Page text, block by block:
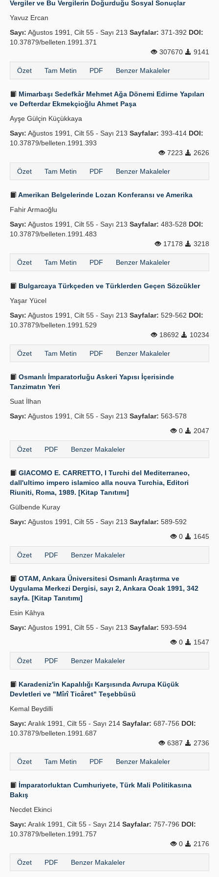
Kılavuzlar
Vergiler ve Bu Vergilerin Doğurduğu Sosyal Sonuçlar
Yavuz Ercan
Sayı: Ağustos 1991, Cilt 55 - Sayı 213 Sayfalar: 371-392 DOI:
10.37879/belleten.1991.371
307670
9141
Özet Tam Metin PDF Benzer Makaleler
Mimarbaşı Sedefkâr Mehmet Ağa Dönemi Edirne Yapıları
ve Defterdar Ekmekçioğlu Ahmet Paşa
Ayşe Gülçin Küçükkaya
Sayı: Ağustos 1991, Cilt 55 - Sayı 213 Sayfalar: 393-414 DOI:
10.37879/belleten.1991.393
7223
2626
Özet Tam Metin PDF Benzer Makaleler
Amerikan Belgelerinde Lozan Konferansı ve Amerika
Fahir Armaoğlu
Sayı: Ağustos 1991, Cilt 55 - Sayı 213 Sayfalar: 483-528 DOI:
10.37879/belleten.1991.483
17178
3218
Özet Tam Metin PDF Benzer Makaleler
Bulgarcaya Türkçeden ve Türklerden Geçen Sözcükler
Yaşar Yücel
Sayı: Ağustos 1991, Cilt 55 - Sayı 213 Sayfalar: 529-562 DOI:
10.37879/belleten.1991.529
18692
10234
Özet Tam Metin PDF Benzer Makaleler
Osmanlı İmparatorluğu Askeri Yapısı İçerisinde
Tanzimatın Yeri
Suat İlhan
Sayı: Ağustos 1991, Cilt 55 - Sayı 213 Sayfalar: 563-578
0
2047
Özet PDF Benzer Makaleler
GIACOMO E. CARRETTO, I Turchi del Mediterraneo,
dall'ultimo impero islamico alla nouva Turchia, Editori
Riuniti, Roma, 1989. [Kitap Tanıtımı]
Gülbende Kuray
Sayı: Ağustos 1991, Cilt 55 - Sayı 213 Sayfalar: 589-592
0
1645
Özet PDF Benzer Makaleler
OTAM, Ankara Üniversitesi Osmanlı Araştırma ve
Uygulama Merkezi Dergisi, sayı 2, Ankara Ocak 1991, 342
sayfa. [Kitap Tanıtımı]
Esin Kâhya
Sayı: Ağustos 1991, Cilt 55 - Sayı 213 Sayfalar: 593-594
0
1547
Özet PDF Benzer Makaleler
Karadeniz'in Kapalılığı Karşısında Avrupa Küçük
Devletleri ve "Mîrî Ticâret" Teşebbüsü
Kemal Beydilli
Sayı: Aralık 1991, Cilt 55 - Sayı 214 Sayfalar: 687-756 DOI:
10.37879/belleten.1991.687
6387
2736
Özet Tam Metin PDF Benzer Makaleler
İmparatorluktan Cumhuriyete, Türk Mali Politikasına
Bakış
Necdet Ekinci
Sayı: Aralık 1991, Cilt 55 - Sayı 214 Sayfalar: 757-796 DOI:
10.37879/belleten.1991.757
0
2176
Özet PDF Benzer Makaleler